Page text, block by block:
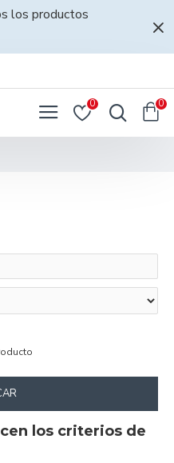
los productos
0 0
los criterios de